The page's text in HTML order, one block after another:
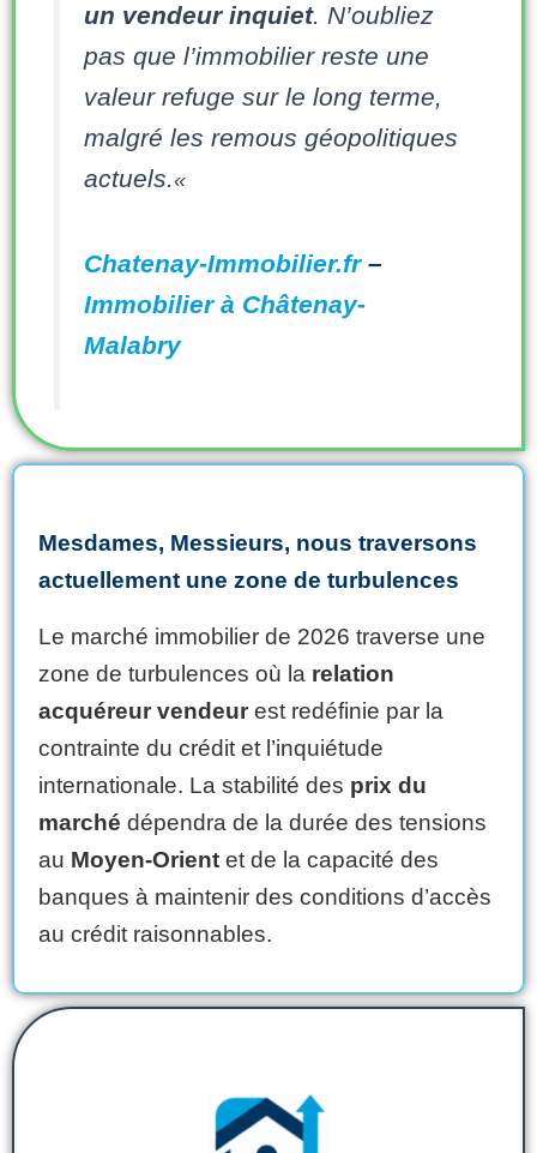
un vendeur inquiet. N’oubliez
pas que l’immobilier reste une
valeur refuge sur le long terme,
malgré les remous géopolitiques
actuels.«
Chatenay-Immobilier.fr–
Immobilier à Châtenay-
Malabry
Mesdames, Messieurs, nous traversons
actuellement une zone de turbulences
Le marché immobilier de 2026 traverse une
zone de turbulences où la relation
acquéreur vendeur est redéfinie par la
contrainte du crédit et l’inquiétude
internationale. La stabilité des prix du
marché dépendra de la durée des tensions
au Moyen-Orient et de la capacité des
banques à maintenir des conditions d’accès
au crédit raisonnables.